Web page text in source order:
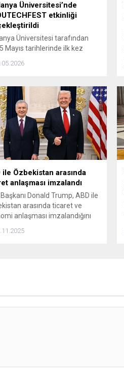
Üniversitesi’nde
etkinliği
Üniversitesi tarafından
Mayıs tarihlerinde ilk kez
MUDUTECHFEST,
dünyasını öğrenciler ve
Yapay zeka, dijital dönüşüm,
teknolojileri, siber güvenlik
bilişim odağında
etkinlik; uygulamalı
seminerler ve teknoloji
alanlarıyla yoğun ilgi
ile Özbekistan arasında
anlaşması imzalandı
Donald Trump, ABD ile
arasında ticaret ve
anlaşması imzalandığını